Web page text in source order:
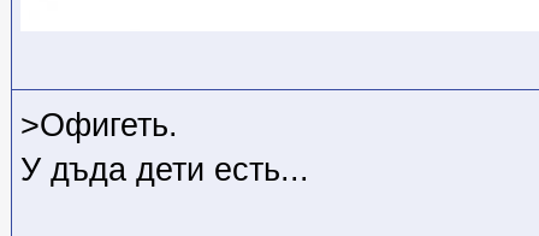
>Офигеть.
У дъда дети есть...